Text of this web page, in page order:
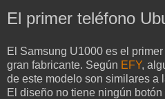
El primer teléfono
El Samsung U1000 es el
gran fabricante. Según EFY,
de este modelo son similares a
El diseño no tiene ningún